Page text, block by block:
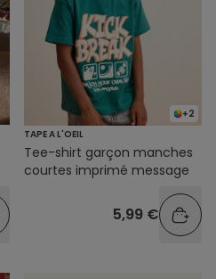
+2
TAPE A L'OEIL
Tee-shirt garçon manches
courtes imprimé message
5,99 €